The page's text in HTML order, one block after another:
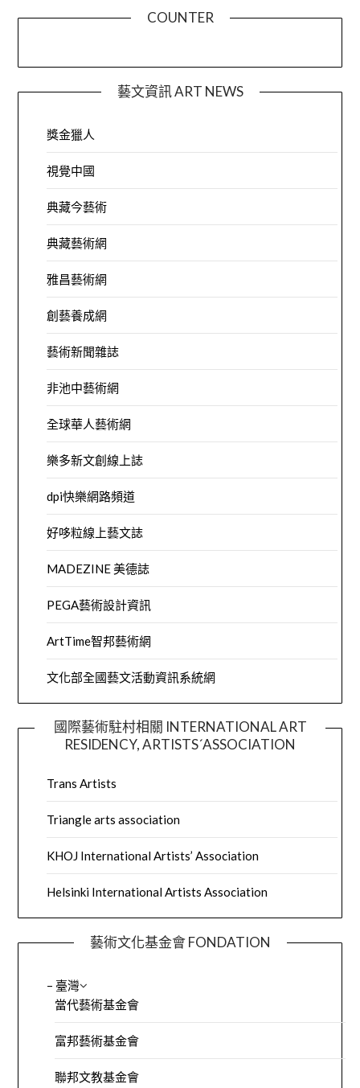
COUNTER
藝文資訊 ART NEWS
獎金獵人
視覺中國
典藏今藝術
典藏藝術網
雅昌藝術網
創藝養成網
藝術新聞雜誌
非池中藝術網
全球華人藝術網
樂多新文創線上誌
dpi快樂網路頻道
好哆粒線上藝文誌
MADEZINE 美德誌
PEGA藝術設計資訊
ArtTime智邦藝術網
文化部全國藝文活動資訊系統網
國際藝術駐村相關 INTERNATIONAL ART
RESIDENCY, ARTISTS´ASSOCIATION
Trans Artists
Triangle arts association
KHOJ International Artists’ Association
Helsinki International Artists Association
藝術文化基金會 FONDATION
– 臺灣
當代藝術基金會
富邦藝術基金會
聯邦文教基金會